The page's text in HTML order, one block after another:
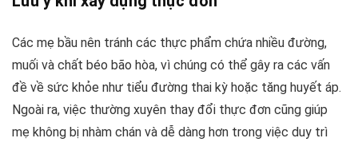
Các mẹ bầu nên tránh các thực phẩm chứa nhiều đường,
muối và chất béo bão hòa, vì chúng có thể gây ra các vấn
đề về sức khỏe như tiểu đường thai kỳ hoặc tăng huyết áp.
Ngoài ra, việc thường xuyên thay đổi thực đơn cũng giúp
mẹ không bị nhàm chán và dễ dàng hơn trong việc duy trì